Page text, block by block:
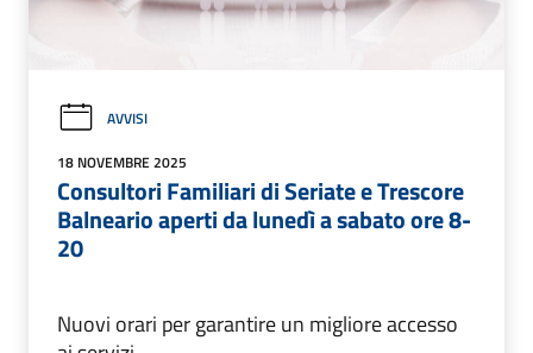
AVVISI
18 NOVEMBRE 2025
Consultori Familiari di Seriate e Trescore
Balneario aperti da lunedì a sabato ore 8-
20
Nuovi orari per garantire un migliore accesso